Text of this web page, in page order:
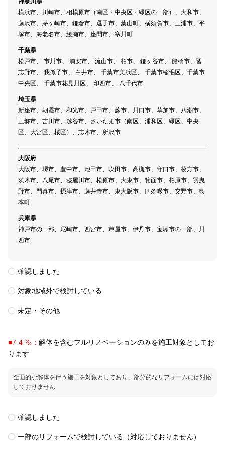
横浜市、川崎市、相模原市（南区・中央区・緑区の一部）、大和市、
藤沢市、茅ヶ崎市、鎌倉市、逗子市、葉山町、横須賀市、三浦市、平
塚市、海老名市、綾瀬市、座間市、寒川町
千葉県
松戸市、 市川市、 浦安市、 流山市、 柏市、 鎌ヶ谷市、 船橋市、習
志野市、 我孫子市、 白井市、 千葉市美浜区、 千葉市稲毛区、千葉市
中央区、 千葉市花見川区、 印西市、 八千代市
埼玉県
新座市、朝霞市、和光市、戸田市、蕨市、川口市、草加市、八潮市、
三郷市、吉川市、越谷市、さいたま市（南区、浦和区、緑区、中央
区、大宮区、桜区）、志木市、所沢市
大阪府
大阪市、堺市、豊中市、池田市、吹田市、高槻市、守口市、枚方市、
茨木市、八尾市、寝屋川市、松原市、大東市、箕面市、柏原市、羽曳
野市、門真市、摂津市、藤井寺市、東大阪市、四条畷市、交野市、島
本町
兵庫県
神戸市の一部、尼崎市、西宮市、芦屋市、伊丹市、宝塚市の一部、川
西市
確認しました​​
対象地域外で検討している
未定・その他​​
■7-4 ※： 解体を含むフルリノベーションのみを施工対象としてお
ります
全面的な解体を伴う施工を対象としており、部分的なリフォームには対応
しておりません
確認しました​​​
一部のリフォームで検討している（対応しておりません）